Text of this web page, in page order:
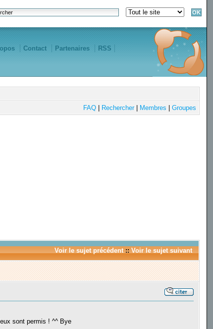
Contact Partenaires RSS
FAQ| Rechercher| Membres Groupes
Voir le sujet précédent:: Voir le sujet suivant
sont permis ! ^^ Bye